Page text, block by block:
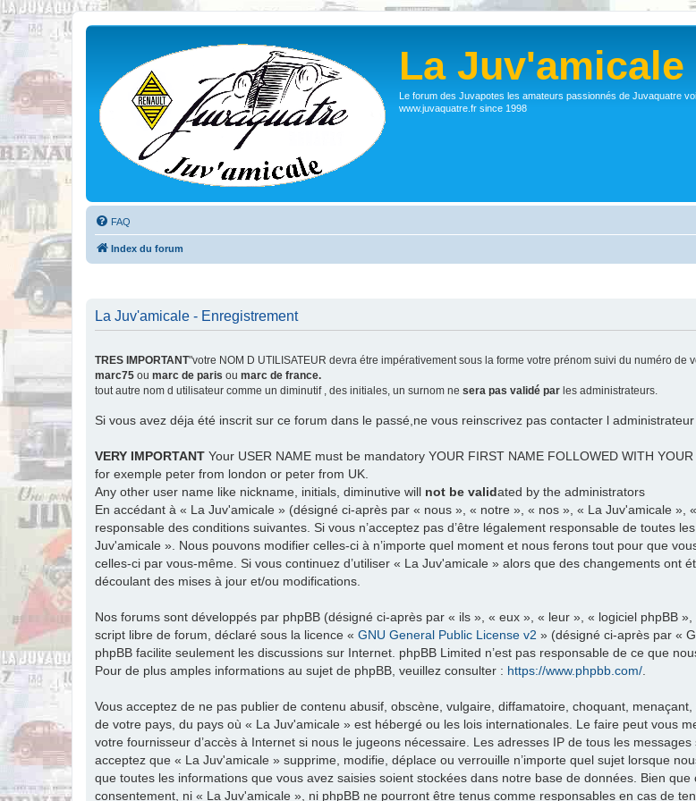
La Juv'amicale
Le forum des Juvapotes les amateurs passionnés de Juvaquatre
www.juvaquatre.fr since 1998
FAQ
Index du forum
La Juv'amicale - Enregistrement
TRES IMPORTANT"votre NOM D UTILISATEUR devra étre impérativement sous la forme votre prénom suivi du numéro
marc75 ou marc de paris ou marc de france.
tout autre nom d utilisateur comme un diminutif , des initiales, un surnom ne sera pas validé par les administrateurs.
Si vous avez déja été inscrit sur ce forum dans le passé,ne vous reinscrivez pas contacter l administrateur
VERY IMPORTANT Your USER NAME must be mandatory YOUR FIRST NAME FOLLOWED WITH
for exemple peter from london or peter from UK.
Any other user name like nickname, initials, diminutive will not be validated by the administrators
En accédant à « La Juv'amicale » (désigné ci-après par « nous », « notre », « nos », « La Juv'amicale »,
responsable des conditions suivantes. Si vous n’acceptez pas d’être légalement responsable de toutes
Juv'amicale ». Nous pouvons modifier celles-ci à n’importe quel moment et nous ferons tout pour que
celles-ci par vous-même. Si vous continuez d’utiliser « La Juv'amicale » alors que des changements ont
découlant des mises à jour et/ou modifications.
Nos forums sont développés par phpBB (désigné ci-après par « ils », « eux », « leur », « logiciel phpBB
script libre de forum, déclaré sous la licence « GNU General Public License v2 » (désigné ci-après par «
phpBB facilite seulement les discussions sur Internet. phpBB Limited n’est pas responsable de ce que
Pour de plus amples informations au sujet de phpBB, veuillez consulter : https://www.phpbb.com/
Vous acceptez de ne pas publier de contenu abusif, obscène, vulgaire, diffamatoire, choquant,
de votre pays, du pays où « La Juv'amicale » est hébergé ou les lois internationales. Le faire peut vous
votre fournisseur d’accès à Internet si nous le jugeons nécessaire. Les adresses IP de tous les
acceptez que « La Juv'amicale » supprime, modifie, déplace ou verrouille n’importe quel sujet lorsque
que toutes les informations que vous avez saisies soient stockées dans notre base de données. Bien
consentement, ni « La Juv'amicale », ni phpBB ne pourront être tenus comme responsables en cas de